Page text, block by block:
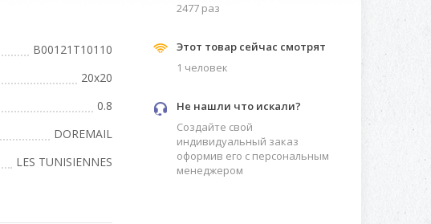
B00121T10110
20x20
0.8
DOREMAIL
LES TUNISIENNES
2477 раз
Этот товар сейчас смотрят
1 человек
Не нашли что искали?
Создайте свой
индивидуальный заказ
оформив его с персональным
менеджером